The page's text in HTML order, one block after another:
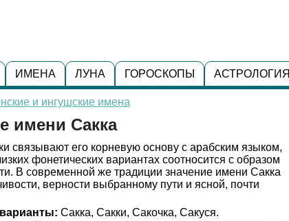
ИМЕНА ЛУНА ГОРОСКОПЫ АСТРОЛОГИЯ
и ингушские имена
имени Сакка
связывают его корневую основу с арабским языком,
фонетических вариантах соотносится с образом
В современной же традиции значение имени Сакка
верности выбранному пути и ясной, почти
Сакка, Сакки, Сакочка, Сакуся.